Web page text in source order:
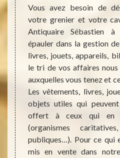
un
de
vous
le tri
à ce
de
d’en
Vous avez besoin de
votre grenier et votre
Antiquaire Sébastien
épauler dans la gestion
livres, jouets, appareils,
le tri de vos affaires
auxquelles vous tenez et
Les vêtements, livres,
objets utiles qui
offert à ceux qui en
(organismes
publiques…). Pour ce qui
mis en vente dans